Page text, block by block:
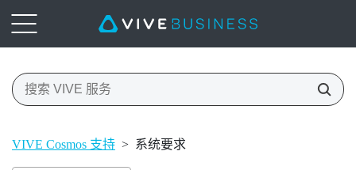
VIVE Cosmos 支持 > 系统要求